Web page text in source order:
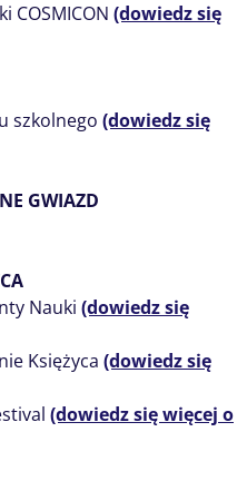
COSMICON (dowiedz się
szkolnego (dowiedz się
GWIAZD
Nauki (dowiedz się
Księżyca (dowiedz się
(dowiedz się więcej o